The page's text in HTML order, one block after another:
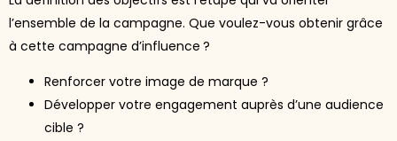
l’ensemble de la campagne. Que voulez-vous obtenir grâce
à cette campagne d’influence ?
Renforcer votre image de marque ?
Développer votre engagement auprès d’une audience
cible ?